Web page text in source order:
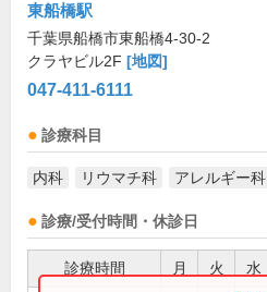
東船橋駅
千葉県船橋市東船橋4-30-2
クラヤビル2F [地図]
047-411-6111
診療科目
内科 リウマチ科 アレルギー科
診療/受付時間・休診日
診療時間 月 火 水